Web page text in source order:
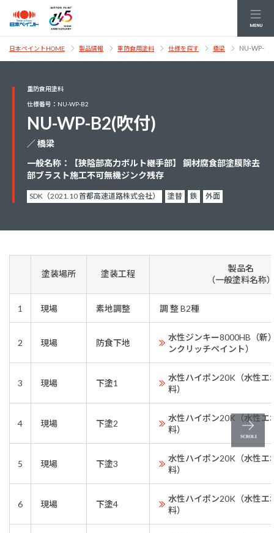
MENU
日本ペイントHOME 製品情報 重防食用塗料 仕様を探す 橋梁 NU-WP-
重防食用塗料
仕様番号：NU-WP-B2
NU-WP-B2(吹付)
／ 橋梁
一般名称：【狭隘部高力ボルト継手部】 鋼材腐食部塗膜除去
部ブラスト施工不可無機ジンク残存
SDK（2021.10 首都高速道路株式会社） 塗替 鉄 外面
塗装場所 塗装工程
製品名
（一般塗料名称
1 現場 素地調整 調 整 B2種
2 現場 防食下地
水性ジンキー8000HB（新
ンクリッチペイント）
3 現場 下塗1
水性ハイポン20K（水性エ
料）
4 現場 下塗2
水性ハイポン20K（水性エ
料）
5 現場 下塗3
水性ハイポン20K（水性エ
料）
6 現場 下塗4
水性ハイポン20K（水性エ
料）